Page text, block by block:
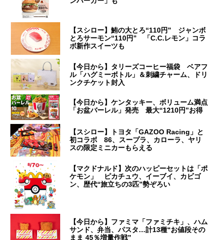
【スシロー】鮪の大とろ“110円” ジャンボ
とろサーモン“110円” 「C.C.レモン」コラ
ボ新作スイーツも
【今日から】タリーズコーヒー福袋 ベアフ
ル「ハグミーボトル」＆刺繍チャーム、ドリ
ンクチケット封入
【今日から】ケンタッキー、ボリューム満点
「お盆バーレル」発売 最大“1210円”お得
【スシロー】トヨタ「GAZOO Racing」と
初コラボ 86、スープラ、カローラ、ヤリ
スの限定ミニカーもらえる
【マクドナルド】次のハッピーセットは「ポ
ケモン」 ピカチュウ、イーブイ、カビゴ
ン、歴代“旅立ちの3匹”勢ぞろい
【今日から】ファミマ「ファミチキ」、ハム
サンド、弁当、パスタ…計13種“お値段その
まま 45％増量作戦”